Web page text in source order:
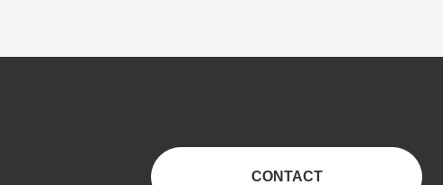
CONTACT